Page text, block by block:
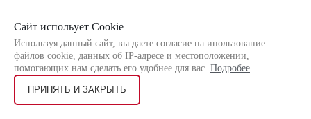
Пасха
Оплата и доставка
Обмен и возврат
Часто задаваемые вопросы
Сайт испольует Cookie
Используя данный сайт, вы даете согласие на ипользование
файлов cookie, данных об IP-адресе и местоположении,
помогающих нам сделать его удобнее для вас. Подробее.
ПРИНЯТЬ И ЗАКРЫТЬ